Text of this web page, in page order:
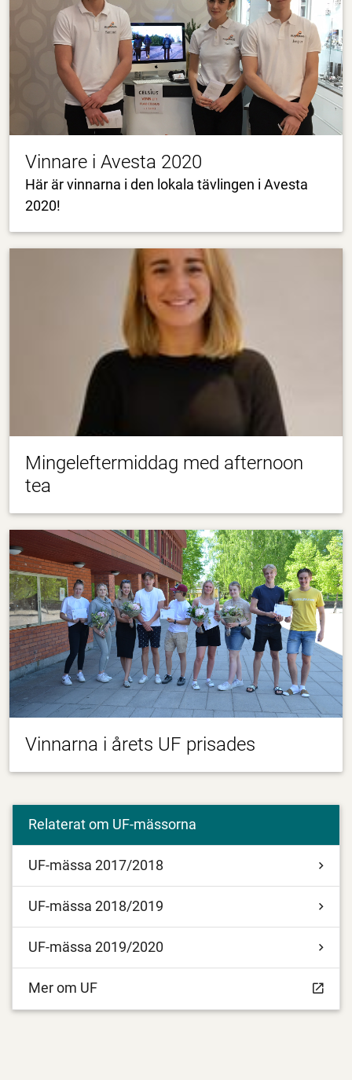
Vinnare i Avesta 2020
Här är vinnarna i den lokala tävlingen i Avesta
2020!
Mingeleftermiddag med afternoon
tea
Vinnarna i årets UF prisades
Relaterat om UF-mässorna
UF-mässa 2017/2018
UF-mässa 2018/2019
UF-mässa 2019/2020
Mer om UF